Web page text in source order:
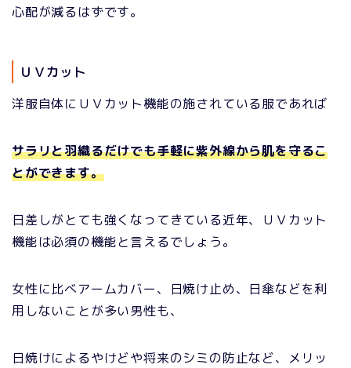
心配が減るはずです。
ＵＶカット
洋服自体にＵＶカット機能の施されている服であれば
サラリと羽織るだけでも手軽に紫外線から肌を守るこ
とができます。
日差しがとても強くなってきている近年、ＵＶカット
機能は必須の機能と言えるでしょう。
女性に比べアームカバー、日焼け止め、日傘などを利
用しないことが多い男性も、
日焼けによるやけどや将来のシミの防止など、メリッ